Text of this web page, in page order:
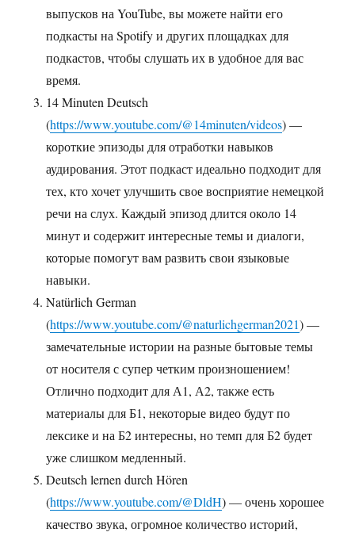
выпусков на YouTube, вы можете найти его
подкасты на Spotify и других площадках для
подкастов, чтобы слушать их в удобное для вас
время.
14 Minuten Deutsch
(https://www.youtube.com/@14minuten/videos) —
короткие эпизоды для отработки навыков
аудирования. Этот подкаст идеально подходит для
тех, кто хочет улучшить свое восприятие немецкой
речи на слух. Каждый эпизод длится около 14
минут и содержит интересные темы и диалоги,
которые помогут вам развить свои языковые
навыки.
Natürlich German
(https://www.youtube.com/@naturlichgerman2021) —
замечательные истории на разные бытовые темы
от носителя с супер четким произношением!
Отлично подходит для А1, А2, также есть
материалы для Б1, некоторые видео будут по
лексике и на Б2 интересны, но темп для Б2 будет
уже слишком медленный.
Deutsch lernen durch Hören
(https://www.youtube.com/@DldH) — очень хорошее
качество звука, огромное количество историй,